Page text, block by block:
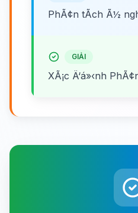
PhÃ¢n tÃ­ch Ã½
GIẢI
XÃ¡c Ä‘á»‹nh